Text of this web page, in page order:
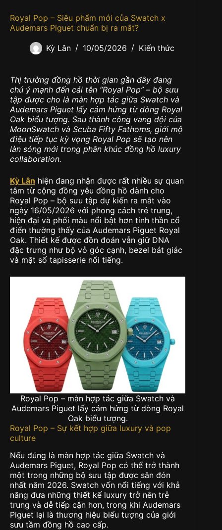
Royal Pop – Siêu phẩm mới của Swatch x
Audemars Piguet chuẩn bị ra mắt?
Kỳ Lân 10/05/2026 Kiến thức
Thị trường đồng hồ thời gian gần đây đang
chú ý mạnh đến cái tên “Royal Pop” – bộ sưu
tập được cho là màn hợp tác giữa Swatch và
Audemars Piguet lấy cảm hứng từ dòng Royal
Oak biểu tượng. Sau thành công vang dội của
MoonSwatch và Scuba Fifty Fathoms, giới mộ
điệu tiếp tục kỳ vọng Royal Pop sẽ tạo nên
làn sóng mới trong phân khúc đồng hồ luxury
collaboration.
Kỳ Lân hiện đang nhận được rất nhiều sự quan
tâm từ cộng đồng yêu đồng hồ dành cho
Royal Pop – bộ sưu tập dự kiến ra mắt vào
ngày 16/05/2026 với phong cách trẻ trung,
hiện đại và phối màu nổi bật hơn tinh thần cổ
điển thường thấy của Audemars Piguet Royal
Oak. Thiết kế được đồn đoán vẫn giữ DNA
đặc trưng như bộ vỏ góc cạnh, bezel bát giác
và mặt số tapisserie nổi tiếng.
Royal Pop – màn hợp tác giữa Swatch và
Audemars Piguet lấy cảm hứng từ dòng Royal
Oak biểu tượng.
Royal Pop – Sự kết hợp giữa luxury và pop
culture
Nếu đúng là màn hợp tác giữa Swatch và
Audemars Piguet, Royal Pop có thể trở thành
một trong những bộ sưu tập được săn đón
nhất năm 2026. Swatch vốn nổi tiếng với khả
năng đưa những thiết kế luxury trở nên trẻ
trung và dễ tiếp cận hơn, trong khi Audemars
Piguet lại là thương hiệu biểu tượng của giới
sưu tầm đồng hồ cao cấp.